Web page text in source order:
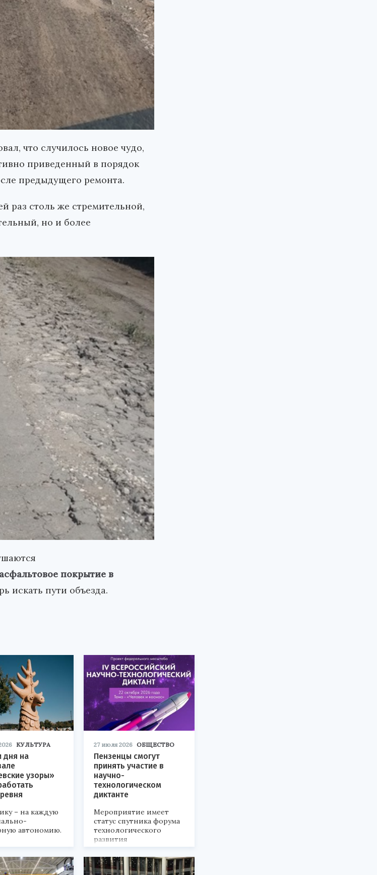
что случилось новое чудо,
приведенный в порядок
предыдущего ремонта.
раз столь же стремительной,
но и более
асфальтовое покрытие в
искать пути объезда.
КУЛЬТУРА
дня на
узоры»
– на каждую
автономию.
27 июля 2026 ОБЩЕСТВО
Пензенцы смогут
принять участие в
научно-
технологическом
диктанте
Мероприятие имеет
статус спутника форума
технологического
развития
«Технопром-2026».